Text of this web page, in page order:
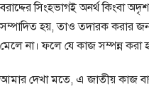
বরাদ্দের সিংহভাগই অনর্থ কিংবা
সম্পাদিত হয়, তাও তদারক করার
মেলে না। ফলে যে কাজ সম্পন্ন করা
আমার দেখা মতে, এ জাতীয় কাজ